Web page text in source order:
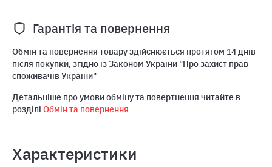
Гарантія та повернення
Обмін та повернення товару здійснюється протягом 14 днів
після покупки, згідно із Законом України "Про захист прав
споживачів України"
Детальніше про умови обміну та повертнення читайте в
розділі Обмін та повернення
Характеристики